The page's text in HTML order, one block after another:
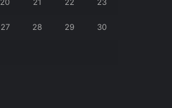
20 21 22 23
27 28 29 30